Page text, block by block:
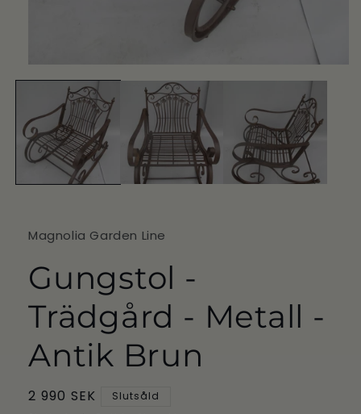
mediet
modalfönster
Magnolia Garden Line
Gungstol -
Trädgård - Metall -
Antik Brun
Ordinarie
2 990 SEK Slutsåld